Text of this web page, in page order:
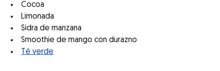
Cocoa
Limonada
Sidra de manzana
Smoothie de mango con durazno
Té verde